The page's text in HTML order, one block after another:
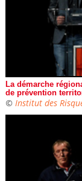
La démarche
de prévention
© Institut des